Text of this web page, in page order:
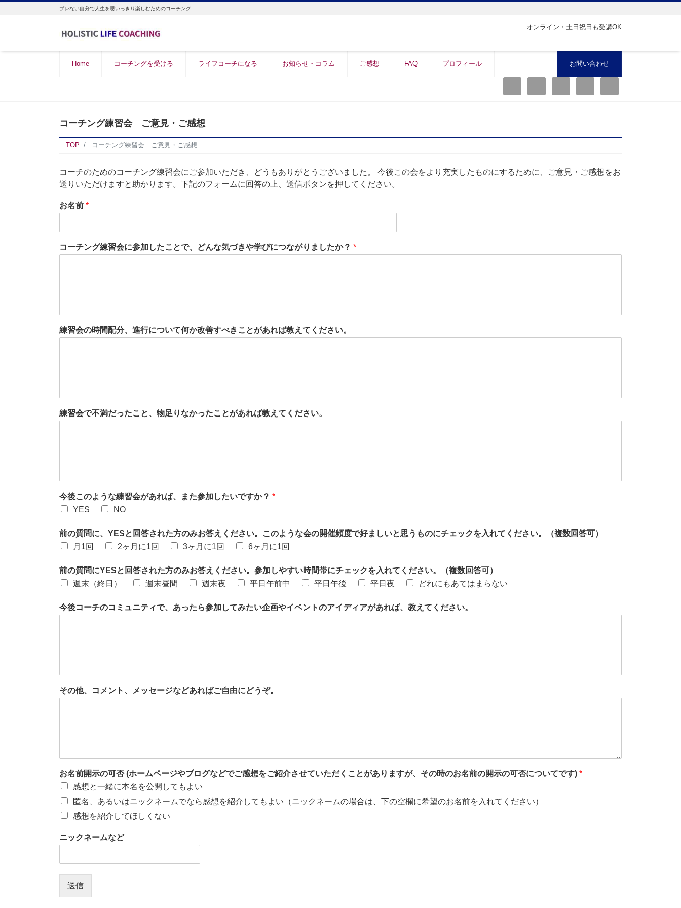
ブレない自分で人生を思いっきり楽しむためのコーチング
オンライン・土日祝日も受講OK
Home コーチングを受ける ライフコーチになる お知らせ・コラム ご感想 FAQ プロフィール お問い合わせ
コーチング練習会 ご意見・ご感想
TOP コーチング練習会 ご意見・ご感想
コーチのためのコーチング練習会にご参加いただき、どうもありがとうございました。 今後この会をより充実したものにするために、ご意見・ご感想をお
送りいただけますと助かります。下記のフォームに回答の上、送信ボタンを押してください。
お名前 *
コーチング練習会に参加したことで、どんな気づきや学びにつながりましたか？ *
練習会の時間配分、進行について何か改善すべきことがあれば教えてください。
練習会で不満だったこと、物足りなかったことがあれば教えてください。
今後このような練習会があれば、また参加したいですか？ *
YES
NO
前の質問に、YESと回答された方のみお答えください。このような会の開催頻度で好ましいと思うものにチェックを入れてください。（複数回答可）
月1回
2ヶ月に1回 3ヶ月に1回 6ヶ月に1回
前の質問にYESと回答された方のみお答えください。参加しやすい時間帯にチェックを入れてください。（複数回答可）
週末（終日）
週末昼間 週末夜 平日午前中 平日午後 平日夜 どれにもあてはまらない
今後コーチのコミュニティで、あったら参加してみたい企画やイベントのアイディアがあれば、教えてください。
その他、コメント、メッセージなどあればご自由にどうぞ。
お名前開示の可否 (ホームページやブログなどでご感想をご紹介させていただくことがありますが、その時のお名前の開示の可否についてです) *
感想と一緒に本名を公開してもよい
匿名、あるいはニックネームでなら感想を紹介してもよい（ニックネームの場合は、下の空欄に希望のお名前を入れてください）
感想を紹介してほしくない
ニックネームなど
送信